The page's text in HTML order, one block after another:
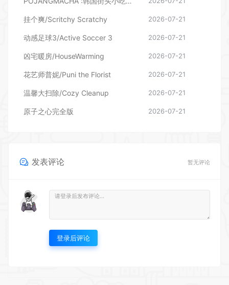
凶宅暖房/HouseWarming 2026-07-21
花艺师普妮/Puni the Florist 2026-07-21
温馨大扫除/Cozy Cleanup 2026-07-21
原子之心完全版 2026-07-21
发表评论